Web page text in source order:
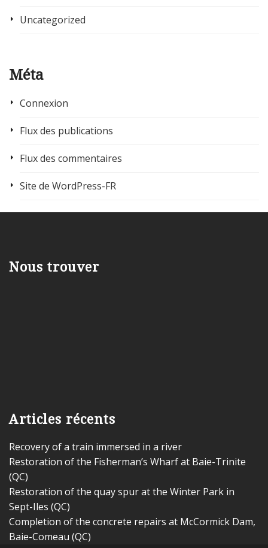
Uncategorized
Méta
Connexion
Flux des publications
Flux des commentaires
Site de WordPress-FR
Nous trouver
Articles récents
Recovery of a train immersed in a river
Restoration of the Fisherman’s Wharf at Baie-Trinite
(QC)
Restoration of the quay spur at the Winter Park in
Sept-Iles (QC)
Completion of the concrete repairs at McCormick Dam,
Baie-Comeau (QC)